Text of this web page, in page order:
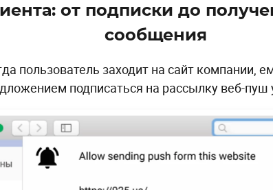
от подписки до
сообщения
пользователь заходит на сайт компании,
подписаться на рассылку веб-